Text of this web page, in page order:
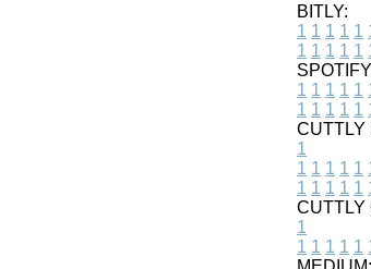
BITLY:
1 1 1 1 1
1 1 1 1 1
1 1 1 1 1
1 1 1 1 1
CUTTLY
1
1 1 1 1 1
1 1 1 1 1
CUTTLY
1
1 1 1 1 1